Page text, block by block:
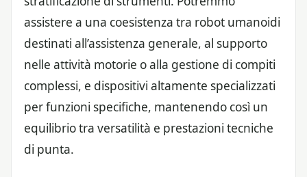
assistere a una coesistenza tra robot umanoidi
destinati all’assistenza generale, al supporto
nelle attività motorie o alla gestione di compiti
complessi, e dispositivi altamente specializzati
per funzioni specifiche, mantenendo così un
equilibrio tra versatilità e prestazioni tecniche
di punta.